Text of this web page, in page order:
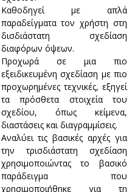
Καθοδηγεί με απλά
παραδείγματα τον χρήστη στη
δισδιάστατη σχεδίαση
διαφόρων όψεων.
Προχωρά σε μια πιο
εξειδικευμένη σχεδίαση με πιο
προχωρημένες τεχνικές, εξηγεί
τα πρόσθετα στοιχεία του
σχεδίου, όπως κείμενα,
διαστάσεις και διαγραμμίσεις.
Αναλύει τις βασικές αρχές για
την τρισδιάστατη σχεδίαση
χρησιμοποιώντας το βασικό
παράδειγμα που
χρησιμοποιήθηκε για τη